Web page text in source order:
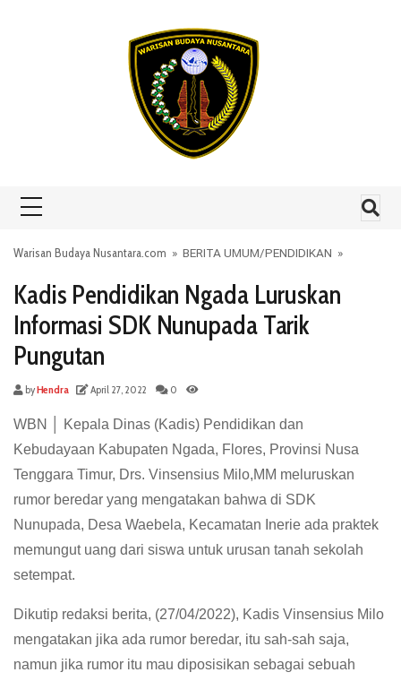
Warisan Budaya Nusantara.com » BERITA UMUM/PENDIDIKAN »
Kadis Pendidikan Ngada Luruskan
Informasi SDK Nunupada Tarik
Pungutan
byHendra April 27, 2022 0
WBN │ Kepala Dinas (Kadis) Pendidikan dan
Kebudayaan Kabupaten Ngada, Flores, Provinsi Nusa
Tenggara Timur, Drs. Vinsensius Milo,MM meluruskan
rumor beredar yang mengatakan bahwa di SDK
Nunupada, Desa Waebela, Kecamatan Inerie ada praktek
memungut uang dari siswa untuk urusan tanah sekolah
setempat.
Dikutip redaksi berita, (27/04/2022), Kadis Vinsensius Milo
mengatakan jika ada rumor beredar, itu sah-sah saja,
namun jika rumor itu mau diposisikan sebagai sebuah